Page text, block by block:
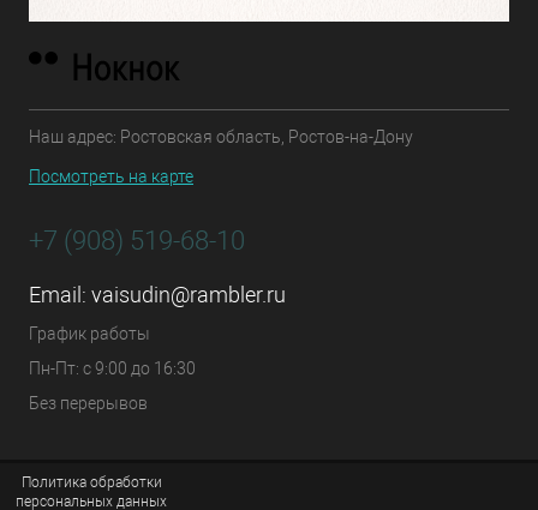
Наш адрес: Ростовская область, Ростов-на-Дону
Посмотреть на карте
+7 (908) 519-68-10
Email: vaisudin@rambler.ru
График работы
Пн-Пт: с 9:00 до 16:30
Без перерывов
Политика обработки
персональных данных